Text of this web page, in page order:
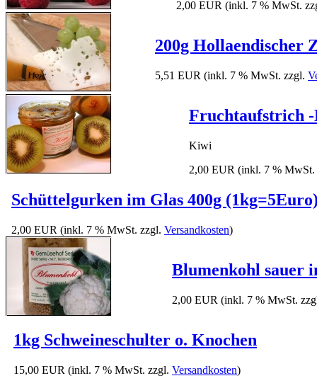
2,00 EUR (inkl. 7 % MwSt.
200g Hollaendischer
5,51 EUR (inkl. 7 % MwSt. zzgl.
Fruchtaufstrich
Kiwi
2,00 EUR (inkl. 7 %
Schüttelgurken im Glas 400g
2,00 EUR (inkl. 7 % MwSt. zzgl. Versandkosten)
Blumenkohl sauer
2,00 EUR (inkl. 7 % MwSt.
1kg Schweineschulter o. Knochen
15,00 EUR (inkl. 7 % MwSt. zzgl. Versandkosten)